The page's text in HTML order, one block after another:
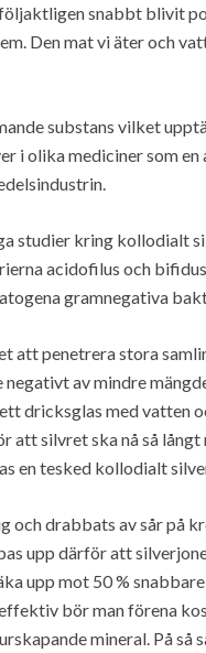
snabbt blivit
Den mat vi äter och
substans vilket
i olika mediciner som
studier kring kollodialt
acidofilus och
gramnegativa
att penetrera stora
av mindre
dricksglas med vatten
att silvret ska nå så
en tesked kollodialt
och drabbats av sår
upp därför att
upp mot 50 %
effektiv bör man förena
mineral. På